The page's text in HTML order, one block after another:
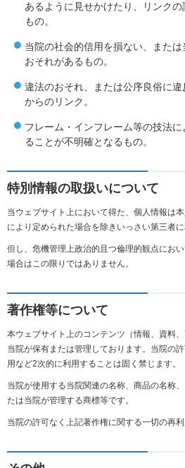
あるように見せかけたり、リンク
もの。
当院の社会的信用を損ない、また
おそれがあるもの。
違法のおそれ、または公序良俗に
からのリンク。
フレーム・インフレーム等の技法
ることが不明確となるもの。
特別情報の取扱いについて
当ウェブサイト上において得た、個人情報は
により定められた場合を除きいっさい第三者
但し、危機管理上政治的且つ倫理的観点にお
場合はこの限りではありません。
著作権等について
本ウェブサイト上のコンテンツ（情報、資料
当院が保有または管理しております。当院の
用など2次的に利用することは固く禁じます。
当院が使用する当院関連の名称、商品の名称
たは当院が管理する商標等です。
当院の許可なく上記著作権に関する一切の再